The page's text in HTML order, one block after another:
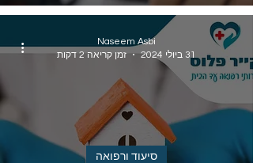
סיעוד ורפואה
Naseem Asbi
31 ביולי 2024
זמן קריאה 2 דקות